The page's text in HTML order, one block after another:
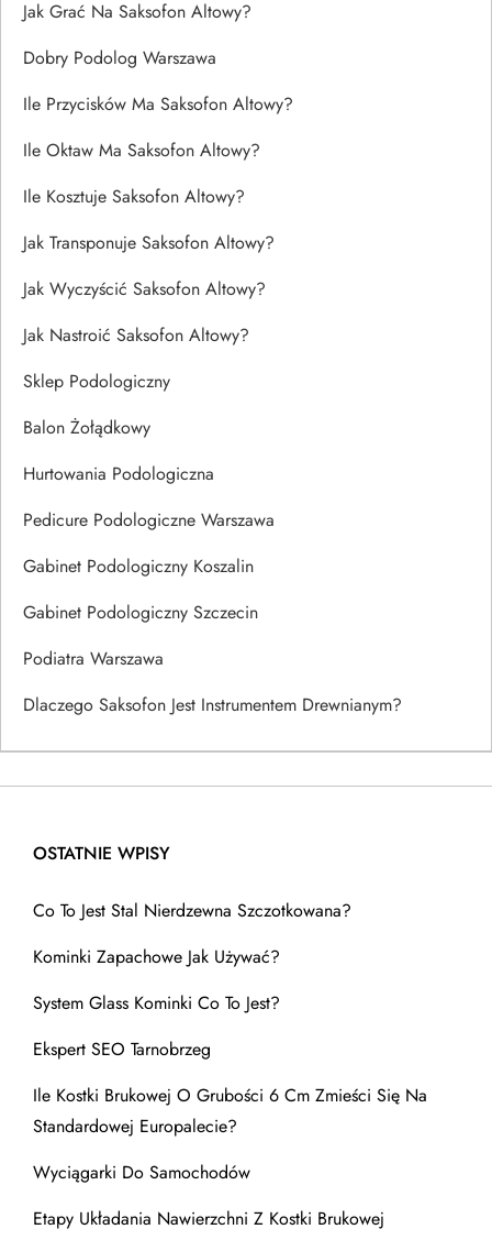
Jak Grać Na Saksofon Altowy?
Dobry Podolog Warszawa
Ile Przycisków Ma Saksofon Altowy?
Ile Oktaw Ma Saksofon Altowy?
Ile Kosztuje Saksofon Altowy?
Jak Transponuje Saksofon Altowy?
Jak Wyczyścić Saksofon Altowy?
Jak Nastroić Saksofon Altowy?
Sklep Podologiczny
Balon Żołądkowy
Hurtowania Podologiczna
Pedicure Podologiczne Warszawa
Gabinet Podologiczny Koszalin
Gabinet Podologiczny Szczecin
Podiatra Warszawa
Dlaczego Saksofon Jest Instrumentem Drewnianym?
OSTATNIE WPISY
Co To Jest Stal Nierdzewna Szczotkowana?
Kominki Zapachowe Jak Używać?
System Glass Kominki Co To Jest?
Ekspert SEO Tarnobrzeg
Ile Kostki Brukowej O Grubości 6 Cm Zmieści Się Na
Standardowej Europalecie?
Wyciągarki Do Samochodów
Etapy Układania Nawierzchni Z Kostki Brukowej